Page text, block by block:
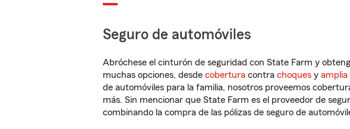
Seguro de automóviles
Abróchese el cinturón de seguridad con State Farm y
muchas opciones, desde cobertura contra choques y amplia
de automóviles para la familia, nosotros proveemos
más. Sin mencionar que State Farm es el proveedor de
combinando la compra de las pólizas de seguro de